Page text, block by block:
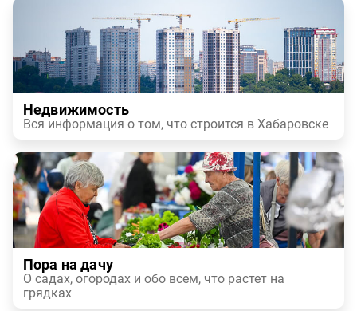
Недвижимость
Вся информация о том, что строится в Хабаровске
Пора на дачу
О садах, огородах и обо всем, что растет на
грядках